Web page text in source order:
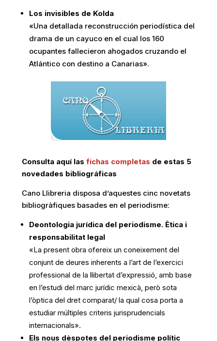
Los invisibles de Kolda
«Una detallada reconstrucción periodística del
drama de un cayuco en el cual los 160
ocupantes fallecieron ahogados cruzando el
Atlántico con destino a Canarias».
Consulta aquí las fichas completas de estas 5
novedades bibliográficas
Cano Llibreria disposa d’aquestes cinc novetats
bibliogràfiques basades en el periodisme:
Deontologia jurídica del periodisme. Ètica i
responsabilitat legal
«La present obra ofereix un coneixement del
conjunt de deures inherents a l’art de l’exercici
professional de la llibertat d’expressió, amb base
en l’estudi del marc jurídic mexicà, però sota
l’òptica del dret comparat/ la qual cosa porta a
estudiar múltiples criteris jurisprudencials
internacionals».
Els nous dèspotes del periodisme polític